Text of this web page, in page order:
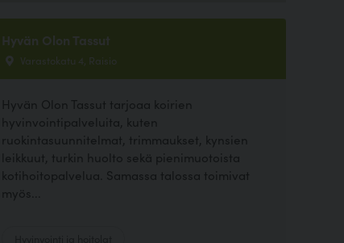
Hyvän Olon Tassut
Varastokatu 4, Raisio
Hyvän Olon Tassut tarjoaa koirien
hyvinvointipalveluita, kuten
ruokintasuunnitelmat, trimmaukset, kynsien
leikkuut, turkin huolto sekä pienimuotoista
kotihoitopalvelua. Samassa talossa toimivat
myös...